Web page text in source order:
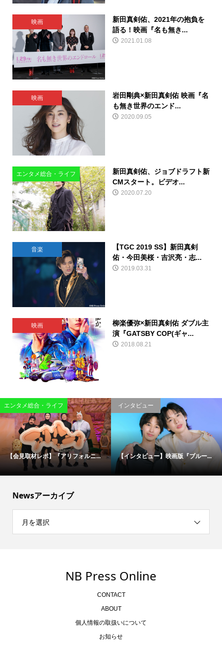
映画
新田真剣佑、2021年の抱負を
語る！映画『名も無き...
2021.01.08
映画
岩田剛典×新田真剣佑 映画『名
も無き世界のエンド...
2020.09.05
エンタメ総合・ライフ
新田真剣佑、ジョブドラフト新
CMスタート。ビデオ...
2020.07.20
音楽
【TGC 2019 SS】新田真剣
佑・今田美桜・吉沢亮・志...
2019.03.31
映画
柳楽優弥×新田真剣佑 ダブル主
演『GATSBY COP(ギャ...
2018.08.21
エンタメ総合・ライフ
【会見取材レポ】『アリフォルニ...
インタビュー
【インタビュー】映画版『ブルー...
Newsアーカイブ
月を選択
NB Press Online
CONTACT
ABOUT
個人情報の取扱いについて
お知らせ